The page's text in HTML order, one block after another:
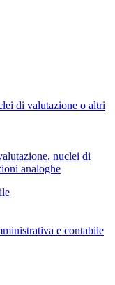
di valutazione o altri
nuclei di
analoghe
e contabile